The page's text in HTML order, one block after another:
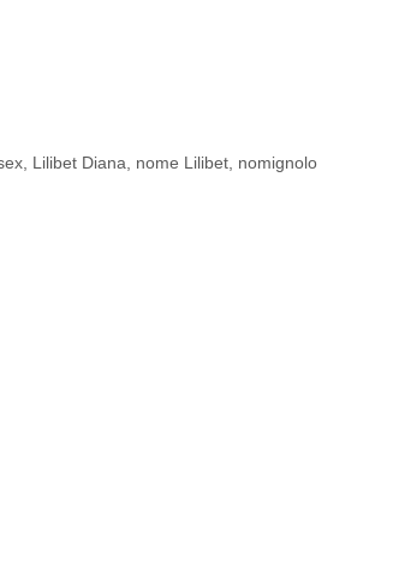
Lilibet Diana nome Lilibet nomignolo